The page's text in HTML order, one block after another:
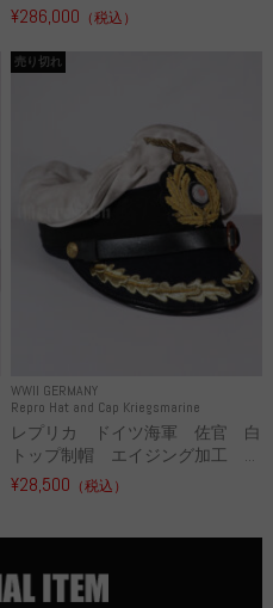
¥286,000 （税込）
WWII GERMANY
Repro Hat and Cap Kriegsmarine
売り切れ
レプリカ ドイツ海軍 佐官 白
トップ制帽 エイジング加工 ...
¥28,500 （税込）